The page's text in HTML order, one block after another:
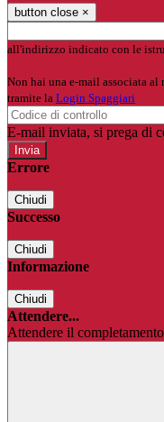
button close ×
all'indirizzo indicato con le
Non hai una e-mail associata
tramite la Login Spaggiari
E-mail inviata, si prega di
Errore
Chiudi
Successo
Chiudi
Informazione
Chiudi
Attendere...
Attendere il